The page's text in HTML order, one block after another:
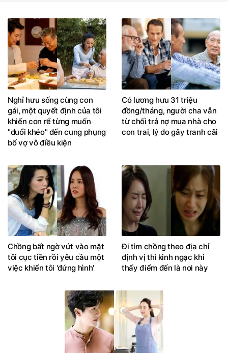
Nghỉ hưu sống cùng con
gái, một quyết định của tôi
khiến con rể từng muốn
"đuổi khéo" đến cung phụng
bố vợ vô điều kiện
Có lương hưu 31 triệu
đồng/tháng, người cha vẫn
từ chối trả nợ mua nhà cho
con trai, lý do gây tranh cãi
Chồng bất ngờ vứt vào mặt
tôi cục tiền rồi yêu cầu một
việc khiến tôi 'đứng hình'
Đi tìm chồng theo địa chỉ
định vị thì kinh ngạc khi
thấy điểm đến là nơi này